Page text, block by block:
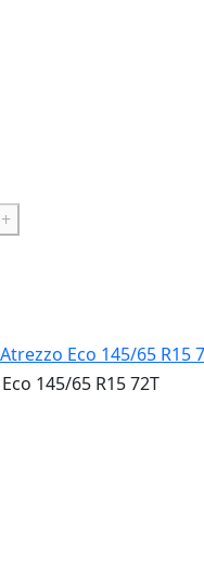
+
145/65 R15 72T